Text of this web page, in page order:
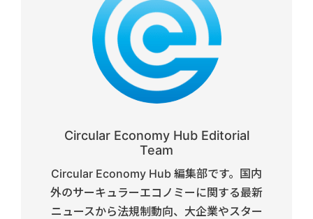
Circular Economy Hub Editorial
Team
Circular Economy Hub 編集部です。国内
外のサーキュラーエコノミーに関する最新
ニュースから法規制動向、大企業やスター